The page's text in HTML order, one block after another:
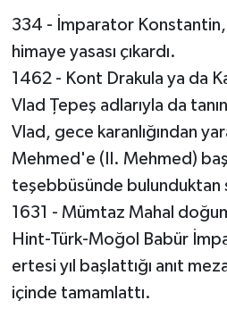
334 - İmparator
himaye yasası çıkardı.
1462 - Kont Drakula ya da
Vlad Ţepeş adlarıyla da
Vlad, gece karanlığından
Mehmed'e (II. Mehmed)
teşebbüsünde bulunduktan
1631 - Mümtaz Mahal
Hint-Türk-Moğol Babür
ertesi yıl başlattığı anıt
içinde tamamlattı.